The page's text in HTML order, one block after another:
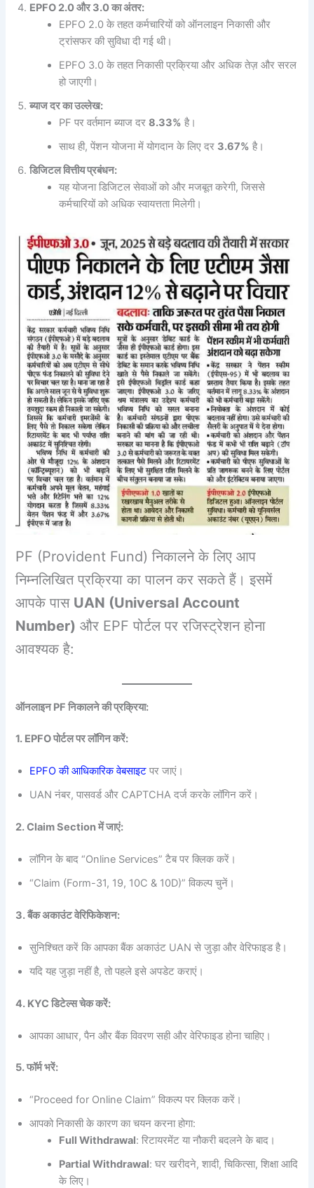
EPFO 2.0 और 3.0 का अंतर:
EPFO 2.0 के तहत कर्मचारियों को ऑनलाइन निकासी और
ट्रांसफर की सुविधा दी गई थी।
EPFO 3.0 के तहत निकासी प्रक्रिया और अधिक तेज़ और सरल
हो जाएगी।
ब्याज दर का उल्लेख:
PF पर वर्तमान ब्याज दर8.33% है।
साथ ही, पेंशन योजना में योगदान के लिए दर 3.67% है।
डिजिटल वित्तीय प्रबंधन:
यह योजना डिजिटल सेवाओं को और मजबूत करेगी, जिससे
कर्मचारियों को अधिक स्वायत्तता मिलेगी।
PF (Provident Fund) निकालने के लिए आप
निम्नलिखित प्रक्रिया का पालन कर सकते हैं। इसमें
आपके पास UAN (Universal Account
Number) और EPF पोर्टल पर रजिस्ट्रेशन होना
आवश्यक है:
ऑनलाइन PF निकालने की प्रक्रिया:
1. EPFO पोर्टल पर लॉगिन करें:
EPFO की आधिकारिक वेबसाइट पर जाएं।
UAN नंबर, पासवर्ड और CAPTCHA दर्ज करके लॉगिन करें।
2. Claim Section में जाएं:
लॉगिन के बाद “Online Services” टैब पर क्लिक करें।
“Claim (Form-31, 19, 10C & 10D)” विकल्प चुनें।
3. बैंक अकाउंट वेरिफिकेशन:
सुनिश्चित करें कि आपका बैंक अकाउंट UAN से जुड़ा और वेरिफाइड है।
यदि यह जुड़ा नहीं है, तो पहले इसे अपडेट कराएं।
4. KYC डिटेल्स चेक करें:
आपका आधार, पैन और बैंक विवरण सही और वेरिफाइड होना चाहिए।
5. फॉर्म भरें:
“Proceed for Online Claim” विकल्प पर क्लिक करें।
आपको निकासी के कारण का चयन करना होगा:
Full Withdrawal: रिटायरमेंट या नौकरी बदलने के बाद।
Partial Withdrawal: घर खरीदने, शादी, चिकित्सा, शिक्षा आदि
के लिए।